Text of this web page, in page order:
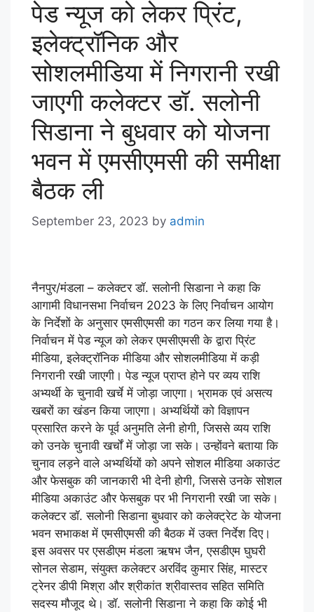
पेड न्यूज को लेकर प्रिंट,
इलेक्ट्रॉनिक और
सोशलमीडिया में निगरानी रखी
जाएगी कलेक्टर डॉ. सलोनी
सिडाना ने बुधवार को योजना
भवन में एमसीएमसी की समीक्षा
बैठक ली
September 23, 2023 by admin
नैनपुर/मंडला – कलेक्टर डॉ. सलोनी सिडाना ने कहा कि
आगामी विधानसभा निर्वाचन 2023 के लिए निर्वाचन आयोग
के निर्देशों के अनुसार एमसीएमसी का गठन कर लिया गया है।
निर्वाचन में पेड न्यूज को लेकर एमसीएमसी के द्वारा प्रिंट
मीडिया, इलेक्ट्रॉनिक मीडिया और सोशलमीडिया में कड़ी
निगरानी रखी जाएगी। पेड न्यूज प्राप्त होने पर व्यय राशि
अभ्यर्थी के चुनावी खर्चे में जोड़ा जाएगा। भ्रामक एवं असत्य
खबरों का खंडन किया जाएगा। अभ्यर्थियों को विज्ञापन
प्रसारित करने के पूर्व अनुमति लेनी होगी, जिससे व्यय राशि
को उनके चुनावी खर्चों में जोड़ा जा सके। उन्होंवने बताया कि
चुनाव लड़ने वाले अभ्यर्थियों को अपने सोशल मीडिया अकाउंट
और फेसबुक की जानकारी भी देनी होगी, जिससे उनके सोशल
मीडिया अकाउंट और फेसबुक पर भी निगरानी रखी जा सके।
कलेक्टर डॉ. सलोनी सिडाना बुधवार को कलेक्ट्रेट के योजना
भवन सभाकक्ष में एमसीएमसी की बैठक में उक्त निर्देश दिए।
इस अवसर पर एसडीएम मंडला ऋषभ जैन, एसडीएम घुघरी
सोनल सेडाम, संयुक्त कलेक्टर अरविंद कुमार सिंह, मास्टर
ट्रेनर डीपी मिश्रा और श्रीकांत श्रीवास्तव सहित समिति
सदस्य मौजूद थे। डॉ. सलोनी सिडाना ने कहा कि कोई भी